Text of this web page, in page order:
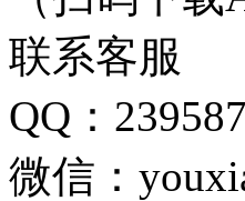
联系客服
QQ：
微信：